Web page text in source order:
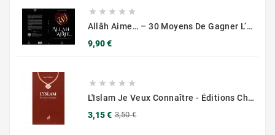
    
Allâh Aime… – 30 Moyens De Gagner L’amour D’Allâh - Muslim City
9,90 €Prix
    
L'Islam Je Veux Connaître - Éditions Chama (Al Azhar)
3,15 € 3,50 €